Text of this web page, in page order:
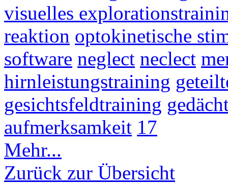
visuelles
reaktion optokinetische
software neglect neclect
hirnleistungstraining
gesichtsfeldtraining
aufmerksamkeit 17
Mehr...
Zurück zur Übersicht